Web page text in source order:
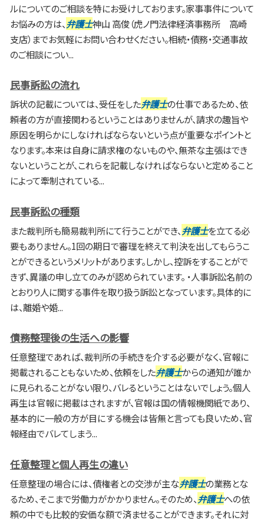
ルについてのご相談を特にお受けしております。家事事件について
お悩みの方は、 弁護士神山 高俊（虎ノ門法律経済事務所 高崎
支店）までお気軽にお問い合わせください。相続・債務・交通事故
のご相談につい...
民事訴訟の流れ
訴状の記載については、受任をした弁護士の仕事であるため、依
頼者の方が直接関わるということはありませんが、請求の趣旨や
原因を明らかにしなければならないという点が重要なポイントと
なります。本来は自身に請求権のないものや、無茶な主張はでき
ないということが、これらを記載しなければならないと定めること
によって牽制されている...
民事訴訟の種類
また裁判所も簡易裁判所にて行うことができ、 弁護士を立てる必
要もありません。1回の期日で審理を終えて判決を出してもらうこ
とができるというメリットがあります。しかし、控訴をすることがで
きず、異議の申し立てのみが認められています。 ・人事訴訟名前の
とおりり人に関する事件を取り扱う訴訟となっています。具体的に
は、離婚や婚...
債務整理後の生活への影響
任意整理であれば、裁判所の手続きを介する必要がなく、官報に
掲載されることもないため、依頼をした弁護士からの通知が誰か
に見られることがない限り、バレるということはないでしょう。個人
再生は官報に掲載はされますが、官報は国の情報機関紙であり、
基本的に一般の方が目にする機会は皆無と言っても良いため、官
報経由でバレてしまう...
任意整理と個人再生の違い
任意整理の場合には、債権者との交渉が主な弁護士の業務とな
るため、そこまで労働力がかかりません。そのため、 弁護士への依
頼の中でも比較的安価な額で済ませることができます。それに対